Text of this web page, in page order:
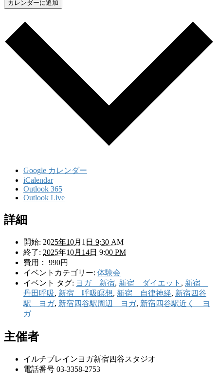
カレンダーに追加
Google カレンダー
iCalendar
Outlook 365
Outlook Live
詳細
開始: 2025年10月1日 9:30 AM
終了: 2025年10月14日 9:00 PM
費用：
990円
イベントカテゴリー: 体験会
イベント タグ: ヨガ 新宿, 新宿 ダイエット , 新宿
丹田呼吸, 新宿 呼吸瞑想, 新宿 自律神経, 新宿四谷
駅 ヨガ, 新宿四谷駅周辺 ヨガ, 新宿四谷駅近く ヨ
ガ
主催者
イルチブレインヨガ新宿四谷スタジオ
電話番号 03-3358-2753